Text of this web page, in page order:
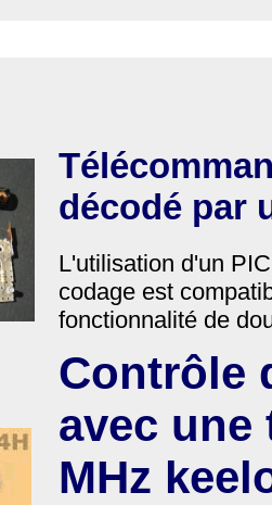
décodé par
L'utilisation d'un
codage est
fonctionnalité de
Contrôle
avec une
MHz